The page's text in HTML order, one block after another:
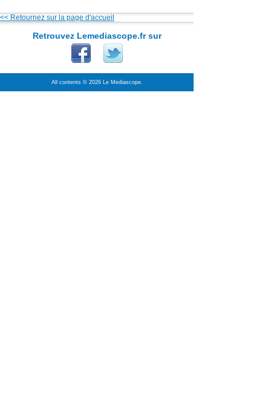
<< Retournez sur la page d'accueil
Retrouvez Lemediascope.fr sur
All contents © 2026 Le Mediascope.